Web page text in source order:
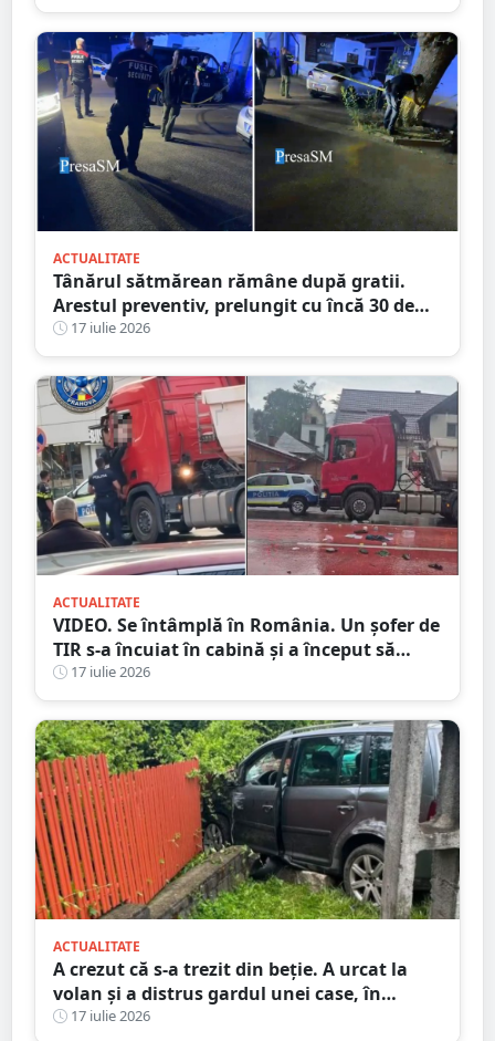
ACTUALITATE
Tânărul sătmărean rămâne după gratii.
Arestul preventiv, prelungit cu încă 30 de
zile în dosarul morții de la Ștrandul Satu
Mare
17 iulie 2026
ACTUALITATE
VIDEO. Se întâmplă în România. Un șofer de
TIR s-a încuiat în cabină și a început să
arunce cu obiecte în trecători. Au intervenit
mascații
17 iulie 2026
ACTUALITATE
A crezut că s-a trezit din beție. A urcat la
volan și a distrus gardul unei case, în
județul Satu Mare
17 iulie 2026